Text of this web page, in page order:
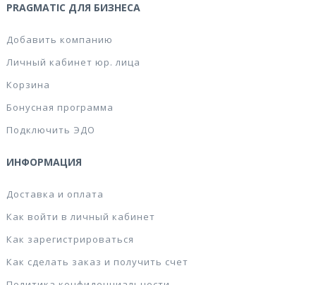
PRAGMATIC ДЛЯ БИЗНЕСА
Добавить компанию
Личный кабинет юр. лица
Корзина
Бонусная программа
Подключить ЭДО
ИНФОРМАЦИЯ
Доставка и оплата
Как войти в личный кабинет
Как зарегистрироваться
Как сделать заказ и получить счет